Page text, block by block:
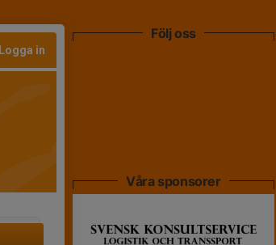
Logga in
Följ oss
Våra sponsorer